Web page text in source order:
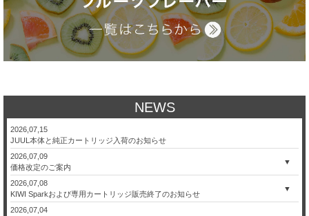
NEWS
2026,07,15
JUUL本体と純正カートリッジ入荷のお知らせ
▼
2026,07,09
価格改定のご案内
▼
2026,07,08
KIWI Sparkおよび専用カートリッジ販売終了のお知らせ
2026,07,04